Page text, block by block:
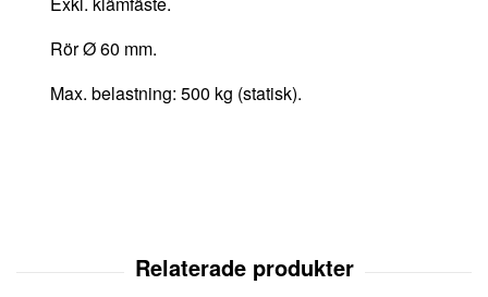
Rör Ø 60 mm.
Max. belastning: 500 kg (statisk).